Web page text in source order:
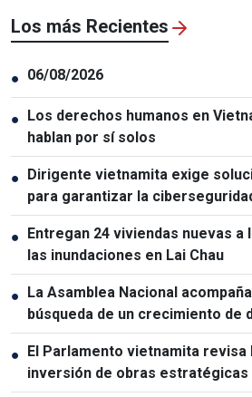
Los más Recientes
● 06/08/2026
● Los derechos humanos en
hablan por sí solos
● Dirigente vietnamita exige
para garantizar la
● Entregan 24 viviendas nuevas a
las inundaciones en Lai Chau
● La Asamblea Nacional
búsqueda de un crecimiento de
● El Parlamento vietnamita revisa
inversión de obras estratégicas